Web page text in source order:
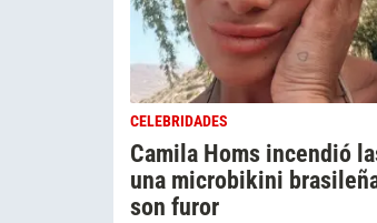
CELEBRIDADES
Camila Homs incendió
una microbikini
son furor